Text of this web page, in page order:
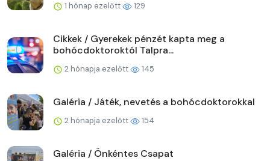
1 hónap ezelőtt 129
Cikkek / Gyerekek pénzét kapta meg a
bohócdoktoroktól Talpra...
2 hónapja ezelőtt 145
Galéria / Játék, nevetés a bohócdoktorokkal
2 hónapja ezelőtt 154
Galéria / Önkéntes Csapat